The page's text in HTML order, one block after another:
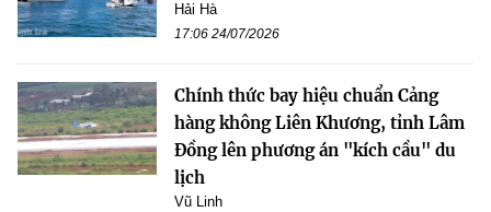
Hải Hà
17:06 24/07/2026
Chính thức bay hiệu chuẩn Cảng
hàng không Liên Khương, tỉnh Lâm
Đồng lên phương án "kích cầu" du
lịch
Vũ Linh